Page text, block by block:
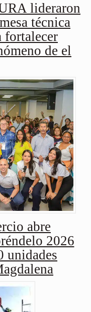
lideraron
técnica
fortalecer
de el
abre
2026
unidades